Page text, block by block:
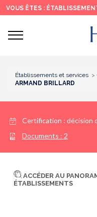
Recherche
Menu
principal
Contenu
principal
VOUS ÊTES :
Ouvrir
Établissements et services
ARMAND BRILLARD
Certification : décision
Documents : 2
ACCÉDER AU
ÉTABLISSEMENTS